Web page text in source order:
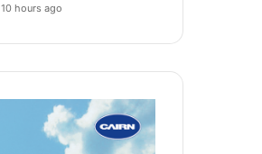
10 hours ago